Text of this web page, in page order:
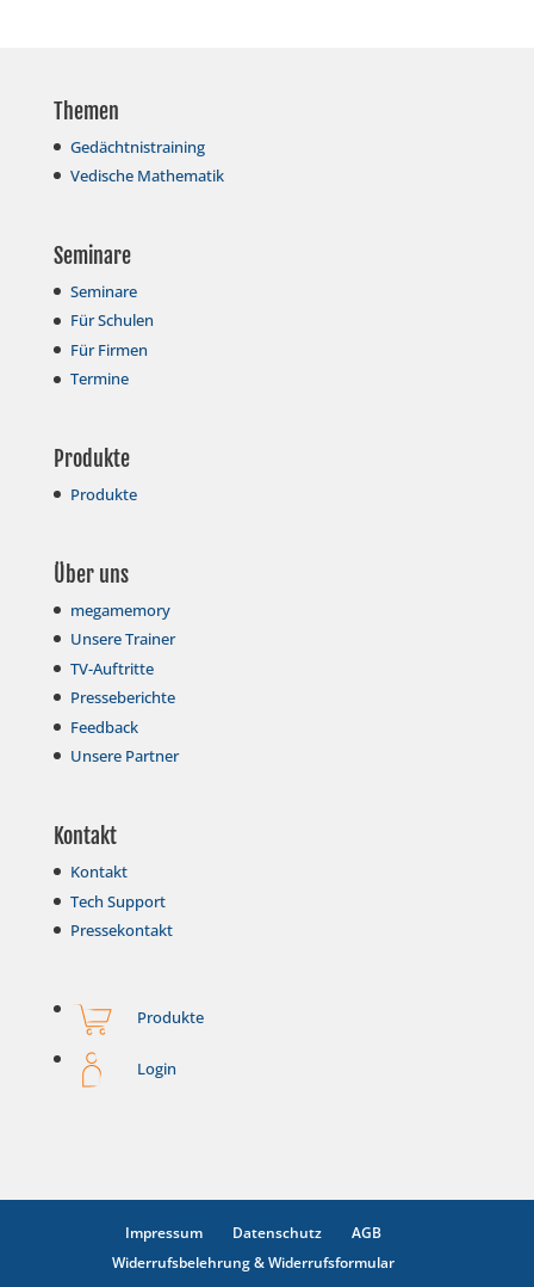
Themen
Gedächtnistraining
Vedische Mathematik
Seminare
Seminare
Für Schulen
Für Firmen
Termine
Produkte
Produkte
Über uns
megamemory
Unsere Trainer
TV-Auftritte
Presseberichte
Feedback
Unsere Partner
Kontakt
Kontakt
Tech Support
Pressekontakt
Produkte
Login
Impressum Datenschutz
AGB
Widerrufsbelehrung & Widerrufsformular